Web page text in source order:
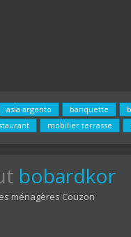
asia argento banquette
mobilier terrasse
bobardkor
ménagères Couzon